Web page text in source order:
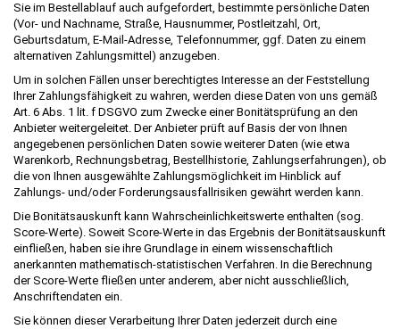
Sie im Bestellablauf auch aufgefordert, bestimmte persönliche Daten
(Vor- und Nachname, Straße, Hausnummer, Postleitzahl, Ort,
Geburtsdatum, E-Mail-Adresse, Telefonnummer, ggf. Daten zu einem
alternativen Zahlungsmittel) anzugeben.
Um in solchen Fällen unser berechtigtes Interesse an der Feststellung
Ihrer Zahlungsfähigkeit zu wahren, werden diese Daten von uns gemäß
Art. 6 Abs. 1 lit. f DSGVO zum Zwecke einer Bonitätsprüfung an den
Anbieter weitergeleitet. Der Anbieter prüft auf Basis der von Ihnen
angegebenen persönlichen Daten sowie weiterer Daten (wie etwa
Warenkorb, Rechnungsbetrag, Bestellhistorie, Zahlungserfahrungen), ob
die von Ihnen ausgewählte Zahlungsmöglichkeit im Hinblick auf
Zahlungs- und/oder Forderungsausfallrisiken gewährt werden kann.
Die Bonitätsauskunft kann Wahrscheinlichkeitswerte enthalten (sog.
Score-Werte). Soweit Score-Werte in das Ergebnis der Bonitätsauskunft
einfließen, haben sie ihre Grundlage in einem wissenschaftlich
anerkannten mathematisch-statistischen Verfahren. In die Berechnung
der Score-Werte fließen unter anderem, aber nicht ausschließlich,
Anschriftendaten ein.
Sie können dieser Verarbeitung Ihrer Daten jederzeit durch eine